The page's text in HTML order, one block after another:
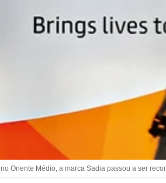
Oriente Médio, a marca Sadia passou a ser